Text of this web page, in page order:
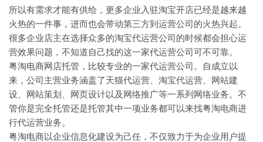
所以有需求才能有供给，更多企业入驻淘宝开店已经是越来越
火热的一件事，进而也会带动第三方到运营公司的火热兴起。
很多企业店主在选择众多的淘宝代运营公司的时候都会担心运
营效果问题，不知道自己找的这一家代运营公司可不可靠。
粤淘电商网店托管，比较专业的一家代运营公司。自成立以
来，公司主营业务涵盖了天猫代运营、淘宝代运营、网站建
设、网站策划、网页设计以及网络推广等一系列网络业务。不
管你是完全托管还是托管其中一项业务都可以来找粤淘电商进
行代运营业务。
粤淘电商以企业信息化建设为己任，不仅致力于为企业用户提